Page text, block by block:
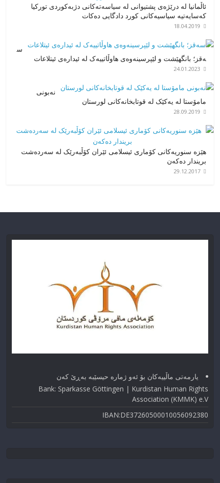
ئاڵمانیا لە درێژەی پشتیوانی لە سیاسەتەکانی دژبەکوردی تورکیا
کەسایەتیە سیاسیەکانی کورد دادگایی دەکات
18.04.2019
س
ەقز؛ بانگهێشت و لێپرسینەوەی هاوڵاتییەک لە ئیدارەی ئیتلاعات
24.01.2023
نەبونی
مامۆستا لە یەکێک لە قوتابخانەکانی لورستان
28.09.2019
هێزە سنوریەکانی کۆماری ئیسلامی ئێران کۆڵبەرێک لە سەردەشت
بریندار دەکەن
29.12.2017
یارمەتی ماڵییەکان بۆ ئەو ژماره حیسێبە بەڕێ کەن
Bank: Sparkasse Göttingen | Kurdistan Human Rights
Association (KMMK) e.V
IBAN:DE37260500010056092380